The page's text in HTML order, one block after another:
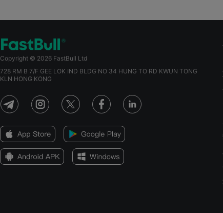
Copyright © 2026 FastBull Ltd
728 RM B 7/F GEE LOK IND BLDG NO 34 HUNG TO RD KWUN TONG
KLN HONG KONG